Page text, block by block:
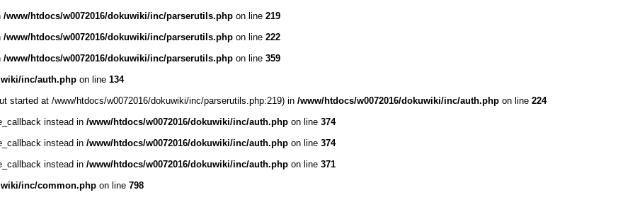
/www/htdocs/w0072016/dokuwiki/inc/parserutils.php on line 219
/www/htdocs/w0072016/dokuwiki/inc/parserutils.php on line 222
/www/htdocs/w0072016/dokuwiki/inc/parserutils.php on line 359
inc/auth.php on line 134
started at /www/htdocs/w0072016/dokuwiki/inc/parserutils.php:219) in /www/htdocs/w0072016/dokuwiki/inc/auth.php on line 224
instead in /www/htdocs/w0072016/dokuwiki/inc/auth.php on line 374
instead in /www/htdocs/w0072016/dokuwiki/inc/auth.php on line 374
instead in /www/htdocs/w0072016/dokuwiki/inc/auth.php on line 371
inc/common.php on line 798